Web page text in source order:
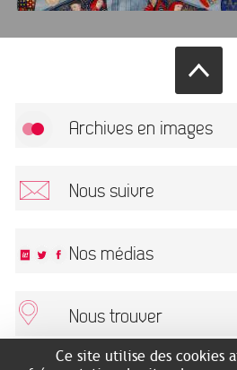
Archives en images
Nous suivre
Ce champ est exigé.
Nos médias
Nous trouver
ARCHIVES MUNICIPALES
Ce site utilise des cookies